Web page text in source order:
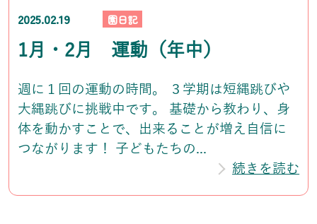
2025.02.19 園日記
1月・2月 運動（年中）
週に１回の運動の時間。 ３学期は短縄跳びや
大縄跳びに挑戦中です。 基礎から教わり、身
体を動かすことで、出来ることが増え自信に
つながります！ 子どもたちの...
続きを読む